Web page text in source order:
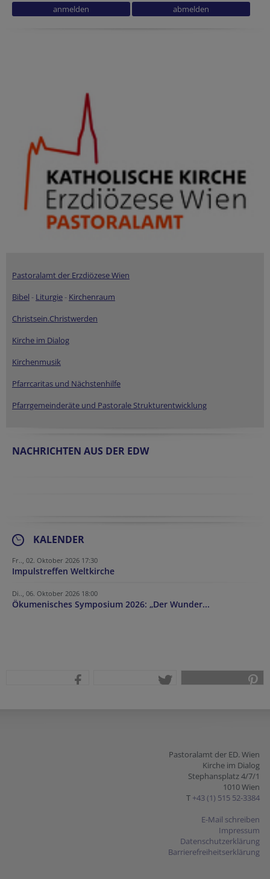
Pastoralamt der Erzdiözese Wien
Bibel - Liturgie- Kirchenraum
Christsein.Christwerden
Kirche im Dialog
Kirchenmusik
Pfarrcaritas und Nächstenhilfe
Pfarrgemeinderäte und Pastorale Strukturentwicklung
NACHRICHTEN AUS DER EDW
KALENDER
Fr.., 02. Oktober 2026 17:30
Impulstreffen Weltkirche
Di.., 06. Oktober 2026 18:00
Ökumenisches Symposium 2026: „Der Wunder...
Pastoralamt der ED. Wien
Kirche im Dialog
Stephansplatz 4/7/1
1010 Wien
T +43 (1) 515 52-3384
E-Mail schreiben
Impressum
Datenschutzerklärung
Barrierefreiheitserklärung